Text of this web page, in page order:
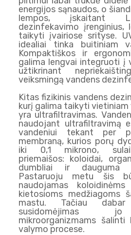
energijos sąnaudos, o
lempos, įskaitant
dezinfekavimo įrenginius,
taikyti įvairiose srityse.
idealiai tinka buitiniam
Kompaktiškos ir
galima lengvai integruoti į
užtikrinant
veiksmingą vandens
Kitas fizikinis vandens
kurį galima taikyti vietiniam
yra ultrafiltravimas.
naudojant ultrafiltravimą
vandeniui tekant per
membraną, kurios porų
iki 0,1 mikrono,
priemaišos: koloidai,
dumbliai ir dauguma
Pastaruoju metu šis
naudojamas
kietosioms medžiagoms
mastu. Tačiau
susidomėjimas
mikroorganizmams šalinti
valymo procese.